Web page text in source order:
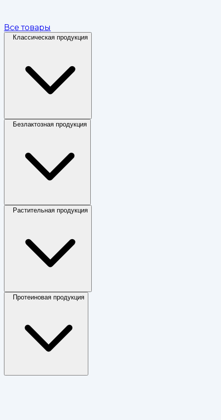
Все товары
Классическая продукция
Безлактозная продукция
Растительная продукция
Протеиновая продукция